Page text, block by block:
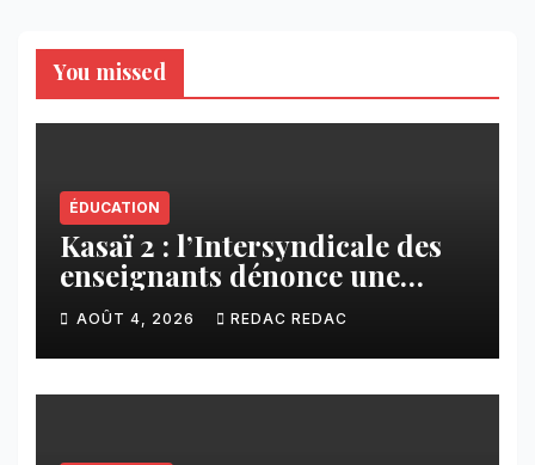
You missed
ÉDUCATION
Kasaï 2 : l’Intersyndicale des
enseignants dénonce une
contribution financière
imposée aux écoles de la
CNCA
AOÛT 4, 2026 REDAC REDAC